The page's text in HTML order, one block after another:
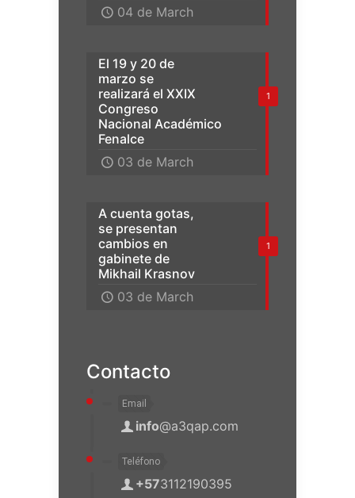
04 de March
1
El 19 y 20 de
marzo se
realizará el XXIX
Congreso
Nacional Académico
Fenalce
03 de March
1
A cuenta gotas,
se presentan
cambios en
gabinete de
Mikhail Krasnov
03 de March
Contacto
Email
info@a3qap.com
Teléfono
+573112190395